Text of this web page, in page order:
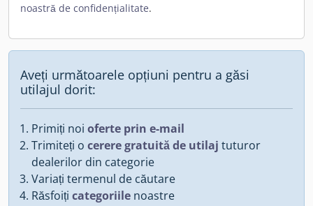
noastră de confidențialitate.
Aveți următoarele opțiuni pentru a găsi
utilajul dorit:
Primiți noi oferte prin e-mail
Trimiteți o cerere gratuită de utilaj tuturor
dealerilor din categorie
Variați termenul de căutare
Răsfoiți categoriile noastre